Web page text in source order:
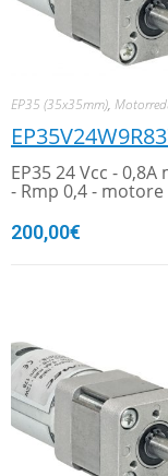
EP35 (35x35mm),
EP35 24 Vcc -
- Rmp 0,4 - motore
200,00€